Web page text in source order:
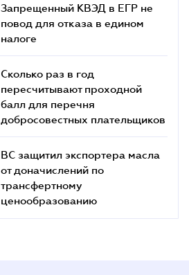
Запрещенный КВЭД в ЕГР не
повод для отказа в едином
налоге
Сколько раз в год
пересчитывают проходной
балл для перечня
добросовестных плательщиков
ВС защитил экспортера масла
от доначислений по
трансфертному
ценообразованию